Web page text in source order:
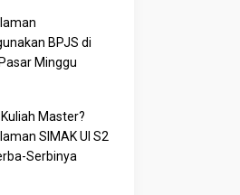
BPJS di
Minggu
Master?
SIMAK UI S2
Serbinya